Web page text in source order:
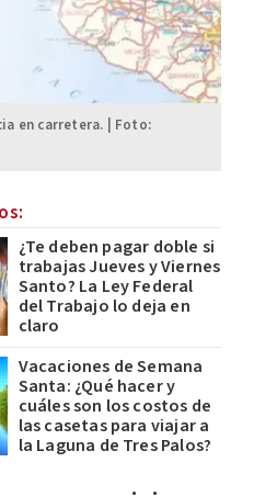
en carretera. | Foto:
¿Te deben pagar doble si
trabajas Jueves y Viernes
Santo? La Ley Federal
del Trabajo lo deja en
claro
Vacaciones de Semana
Santa: ¿Qué hacer y
cuáles son los costos de
las casetas para viajar a
la Laguna de Tres Palos?